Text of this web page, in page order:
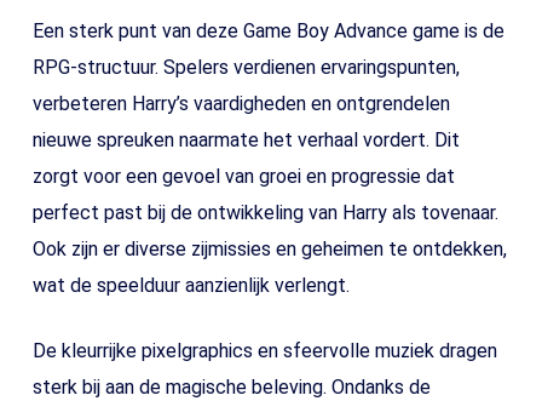
Een sterk punt van deze Game Boy Advance game is de
RPG-structuur. Spelers verdienen ervaringspunten,
verbeteren Harry’s vaardigheden en ontgrendelen
nieuwe spreuken naarmate het verhaal vordert. Dit
zorgt voor een gevoel van groei en progressie dat
perfect past bij de ontwikkeling van Harry als tovenaar.
Ook zijn er diverse zijmissies en geheimen te ontdekken,
wat de speelduur aanzienlijk verlengt.
De kleurrijke pixelgraphics en sfeervolle muziek dragen
sterk bij aan de magische beleving. Ondanks de